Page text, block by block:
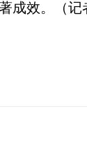
成效。（记